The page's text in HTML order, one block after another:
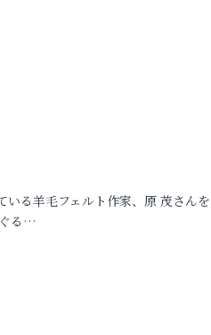
いる羊毛フェルト作家、原 茂さん
る…